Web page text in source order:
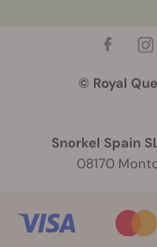
© Royal
Snorkel Spain
08170